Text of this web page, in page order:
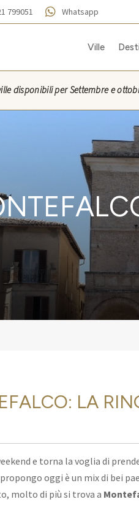
799051  Whatsapp
Ville
disponibili per Settembre e
Monticelli · Villa Rosa · Villa
LA
e torna la voglia di
oggi è un mix di bei
molto di più si trova a